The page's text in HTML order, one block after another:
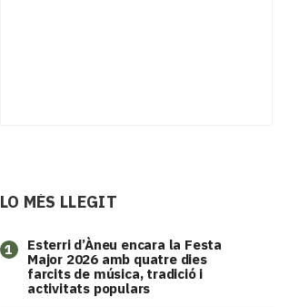
LO MÉS LLEGIT
1
Esterri d’Àneu encara la Festa
Major 2026 amb quatre dies
farcits de música, tradició i
activitats populars